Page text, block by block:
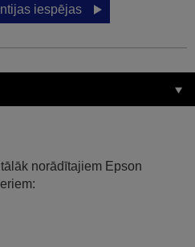
iespējas
norādītajiem Epson